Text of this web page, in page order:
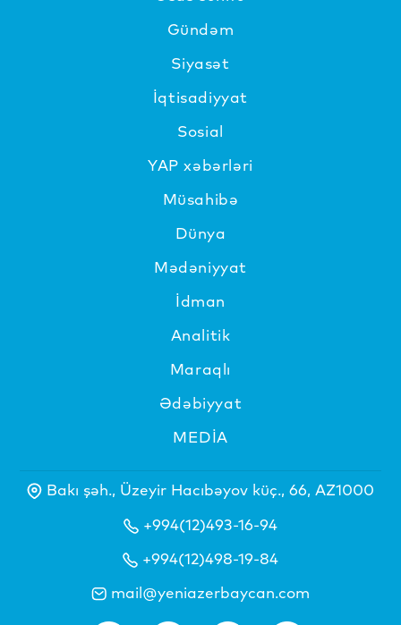
Gündəm
Siyasət
İqtisadiyyat
Sosial
YAP xəbərləri
Müsahibə
Dünya
Mədəniyyat
İdman
Analitik
Maraqlı
Ədəbiyyat
MEDİA
Bakı şəh., Üzeyir Hacıbəyov küç., 66, AZ1000
+994(12)493-16-94
+994(12)498-19-84
mail@yeniazerbaycan.com